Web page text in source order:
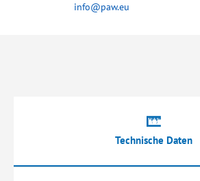
info@paw.eu
Technische Daten